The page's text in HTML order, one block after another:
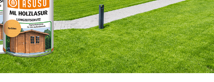
Speciálně
údržbou a
doporučuje
podlahy,
lepené